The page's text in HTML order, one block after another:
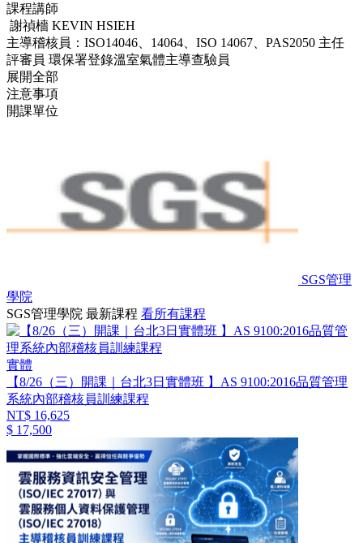
課程講師
謝禎檣 KEVIN HSIEH
主導稽核員：ISO14046、14064、ISO 14067、PAS2050 主任
評審員 環保署登錄溫室氣體主導查驗員
展開全部
注意事項
開課單位
SGS管理
學院
SGS管理學院 最新課程 看所有課程
實體
【8/26（三）開課｜台北3日實體班 】AS 9100:2016品質管理
系統內部稽核員訓練課程
NT$ 16,625
$ 17,500